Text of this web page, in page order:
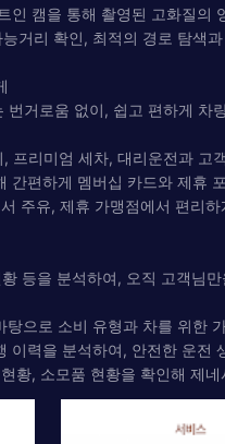
인 캠을 통해 촬영된 고화질의
거리 확인, 최적의 경로 탐색
번거로움 없이, 쉽고 편하게 차
프리미엄 세차, 대리운전과 고
간편하게 멤버십 카드와 제휴
주유, 제휴 가맹점에서 편리하
등을 분석하여, 오직 고객님
으로 소비 유형과 차를 위한
이력을 분석하여, 안전한 운전
황, 소모품 현황을 확인해 제